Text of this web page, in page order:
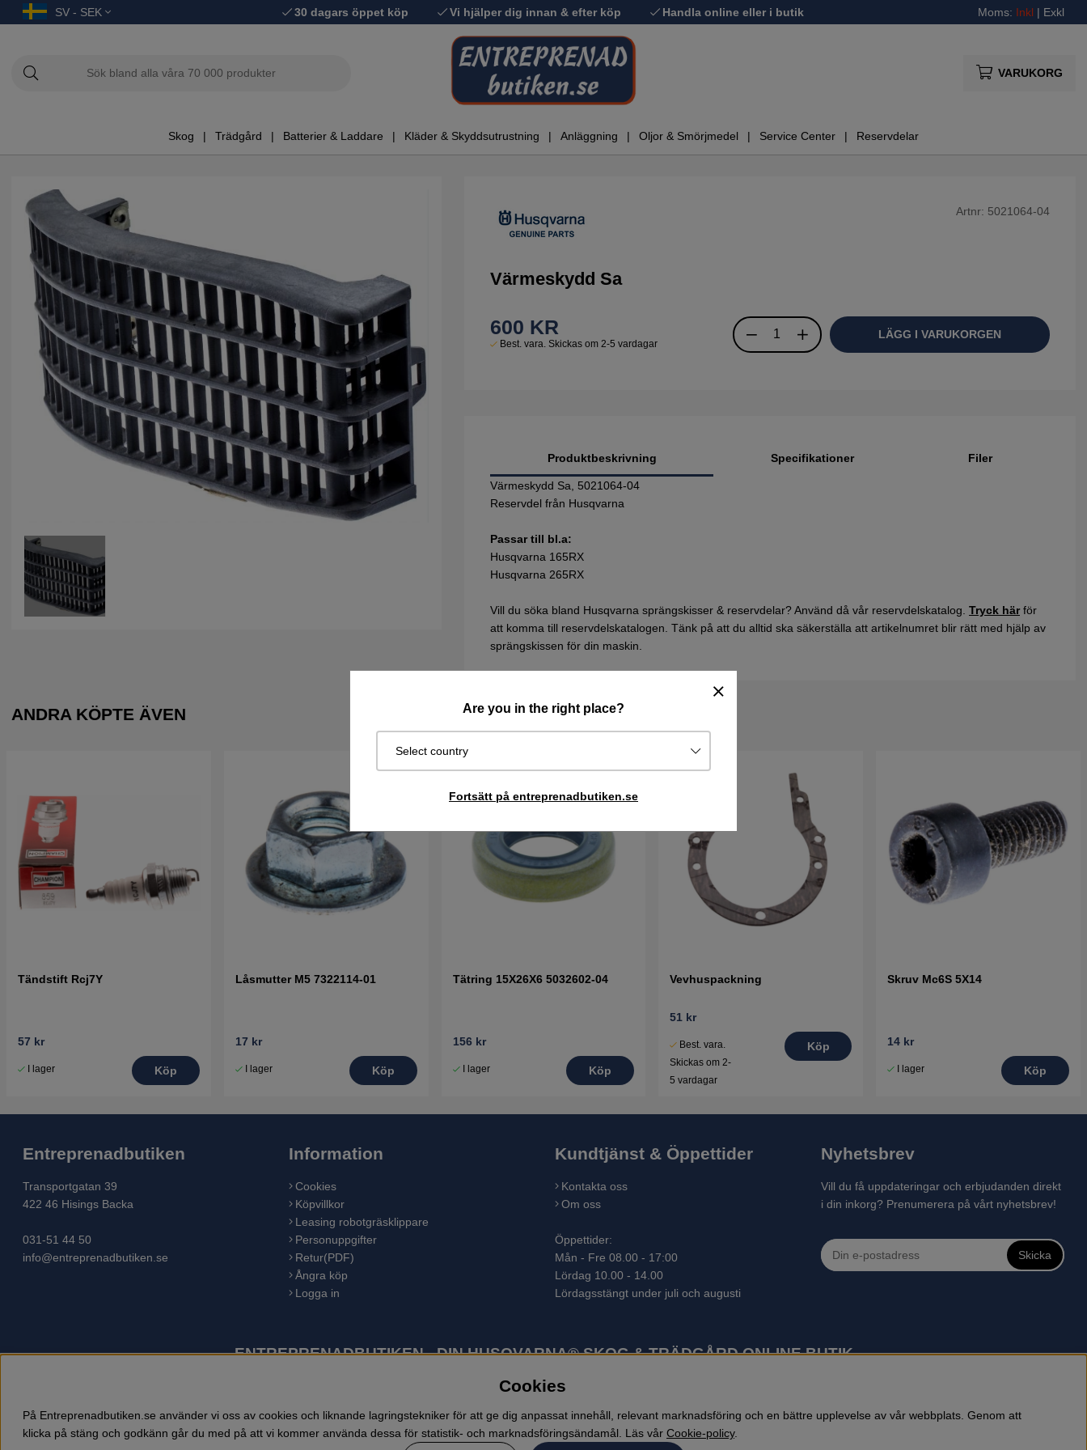
SV - SEK 30 dagars öppet köp Vi hjälper dig innan & efter köp Handla online eller i butik Moms: Inkl | Exkl
VARUKORG
Skog Trädgård Batterier & Laddare Kläder & Skyddsutrustning Anläggning Oljor & Smörjmedel Service Center Reservdelar
Are you in the right place?
Select country
Fortsätt på entreprenadbutiken.se
Artnr: 5021064-04
Värmeskydd Sa
600 KR
Best. vara. Skickas om 2-5 vardagar
LÄGG I VARUKORGEN
Produktbeskrivning
Värmeskydd Sa, 5021064-04
Reservdel från Husqvarna
Passar till bl.a:
Husqvarna 165RX
Husqvarna 265RX
Vill du söka bland Husqvarna sprängskisser & reservdelar? Använd då vår reservdelskatalog. Tryck härför
att komma till reservdelskatalogen. Tänk på att du alltid ska säkerställa att artikelnumret blir rätt med hjälp av
sprängskissen för din maskin.
Specifikationer Filer
ANDRA KÖPTE ÄVEN
Tändstift Rcj7Y
57 kr
I lager Köp
Låsmutter M5 7322114-01
17 kr
I lager Köp
Tätring 15X26X6 5032602-04
156 kr
I lager Köp
Vevhuspackning
51 kr
Best. vara.
Skickas om 2-
5 vardagar
Köp
Skruv Mc6S 5X14
14 kr
I lager Köp
Entreprenadbutiken
Transportgatan 39
422 46 Hisings Backa
031-51 44 50
info@entreprenadbutiken.se
Information
Cookies
Köpvillkor
Leasing robotgräsklippare
Personuppgifter
Retur(PDF)
Ångra köp
Logga in
Kundtjänst & Öppettider
Kontakta oss
Om oss
Öppettider:
Mån - Fre 08.00 - 17:00
Lördag 10.00 - 14.00
Lördagsstängt under juli och augusti
Nyhetsbrev
Vill du få uppdateringar och erbjudanden direkt
i din inkorg? Prenumerera på vårt nyhetsbrev!
Skicka
ENTREPRENADBUTIKEN - DIN HUSQVARNA® SKOG & TRÄDGÅRD ONLINE BUTIK
Husqvarna är världens största tillverkare av utomhusprodukter som skogsmaskiner och trädgårdsmaskiner. I sortimentet finns bl.a. robotgräsklippare, motorsågar, röjsågar, trimmers, riders,
Cookies
På Entreprenadbutiken.se använder vi oss av cookies och liknande lagringstekniker för att ge dig anpassat innehåll, relevant marknadsföring och en bättre upplevelse av vår webbplats. Genom att
klicka på stäng och godkänn går du med på att vi kommer använda dessa för statistik- och marknadsföringsändamål. Läs vår Cookie-policy.